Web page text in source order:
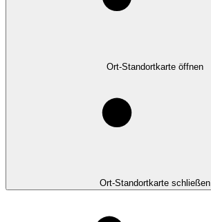
Ort-Standortkarte öffnen
Ort-Standortkarte schließen